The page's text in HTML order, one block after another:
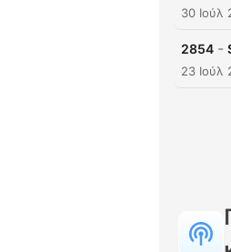
30 Ιούλ
2854 -
23 Ιούλ